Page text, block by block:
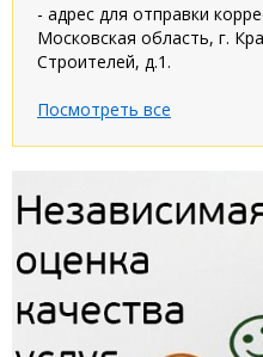
- адрес для отправки
Московская область, г.
Строителей, д.1.
Посмотреть все